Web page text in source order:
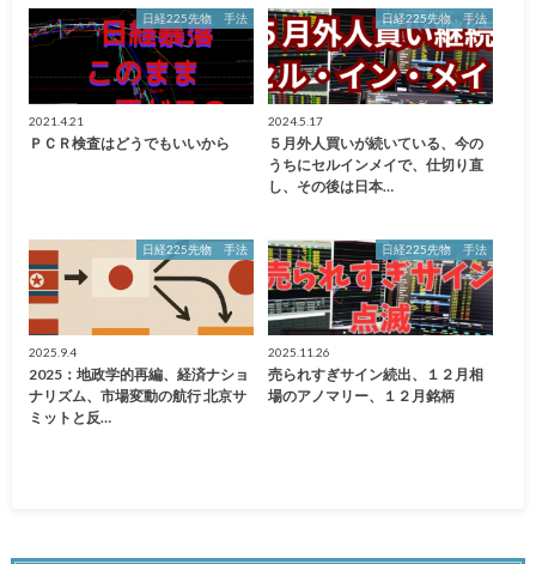
日経225先物 手法
2021.4.21
ＰＣＲ検査はどうでもいいから
日経225先物 手法
2024.5.17
５月外人買いが続いている、今の
うちにセルインメイで、仕切り直
し、その後は日本…
日経225先物 手法
2025.9.4
2025：地政学的再編、経済ナショ
ナリズム、市場変動の航行 北京サ
ミットと反…
日経225先物 手法
2025.11.26
売られすぎサイン続出、１２月相
場のアノマリー、１２月銘柄